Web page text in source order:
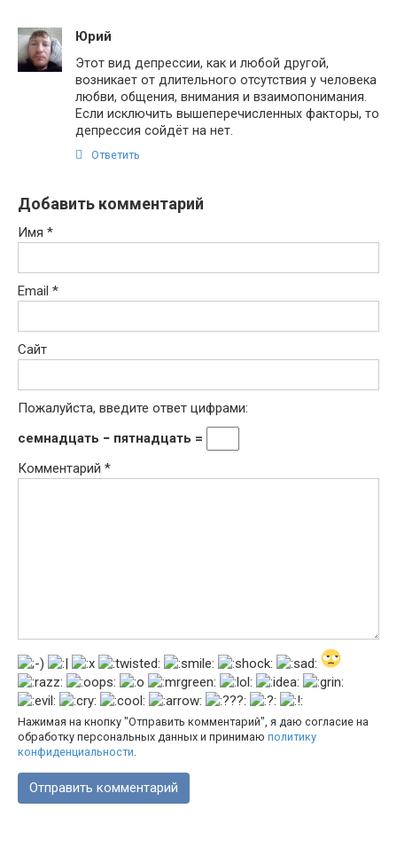
Юрий
Этот вид депрессии, как и любой другой,
возникает от длительного отсутствия у человека
любви, общения, внимания и взаимопонимания.
Если исключить вышеперечисленных факторы, то
депрессия сойдёт на нет.
Ответить
Добавить комментарий
Имя *
Email *
Сайт
Пожалуйста, введите ответ цифрами:
семнадцать − пятнадцать =
Комментарий *
Нажимая на кнопку "Отправить комментарий", я даю согласие на
обработку персональных данных и принимаю политику
конфиденциальности.